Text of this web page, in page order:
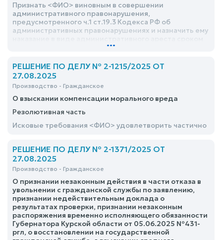
Признать <ФИО> виновным в совершении
административного правонарушения,
предусмотренного ч.1 ст.19.3 Кодекса РФ об
административных правонарушениях и назначить ему
на 6 (шесть) суток с содержанием в спецприемнике
...
РЕШЕНИЕ ПО ДЕЛУ № 2-1215/2025 ОТ
27.08.2025
Производство - Гражданское
О взыскании компенсации морального вреда
Резолютивная часть
Исковые требования <ФИО> удовлетворить частично
РЕШЕНИЕ ПО ДЕЛУ № 2-1371/2025 ОТ
27.08.2025
Производство - Гражданское
О признании незаконным действия в части отказа в
увольнении с гражданской службы по заявлению,
признании недействительным доклада о
результатах проверки, признании незаконным
распоряжения временно исполняющего обязанности
Губернатора Курской области от 05.06.2025 №431-
ргл, о восстановлении на государственной